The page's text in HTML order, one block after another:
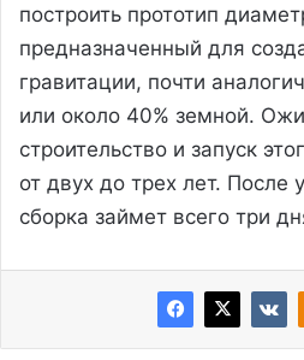
построить прототип
предназначенный для
гравитации, почти
или около 40% земной.
строительство и запуск
от двух до трех лет. После
сборка займет всего три